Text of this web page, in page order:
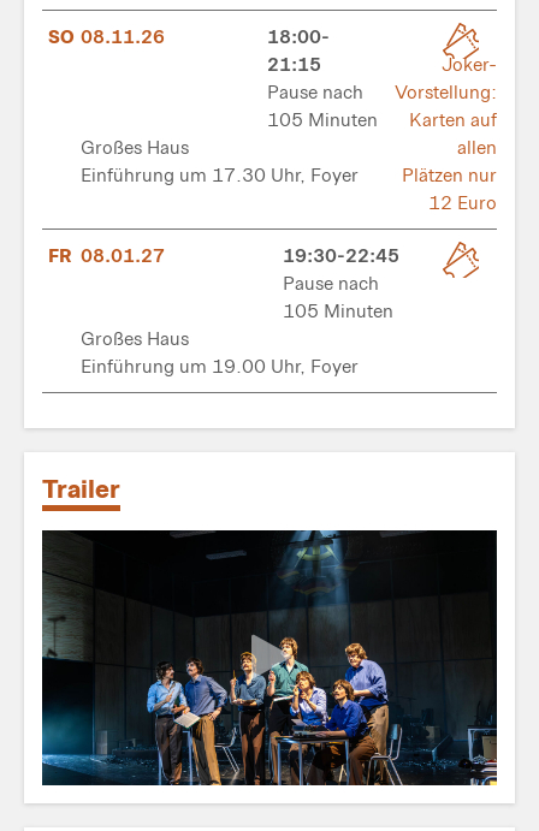
SO 08.11.26
18:00-
21:15
Pause nach
105 Minuten
Großes Haus
Einführung um 17.30 Uhr, Foyer
Joker-
Vorstellung:
Karten auf
allen
Plätzen nur
12 Euro
FR 08.01.27
19:30-22:45
Pause nach
105 Minuten
Großes Haus
Einführung um 19.00 Uhr, Foyer
Trailer